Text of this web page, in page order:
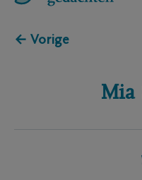
← Vorige
Mia